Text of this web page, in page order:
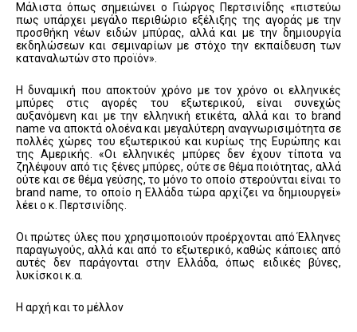
Μάλιστα όπως σημειώνει ο Γιώργος Περτσινίδης «πιστεύω
πως υπάρχει μεγάλο περιθώριο εξέλιξης της αγοράς με την
προσθήκη νέων ειδών μπύρας, αλλά και με την δημιουργία
εκδηλώσεων και σεμιναρίων με στόχο την εκπαίδευση των
καταναλωτών στο προϊόν».
Η δυναμική που αποκτούν χρόνο με τον χρόνο οι ελληνικές
μπύρες στις αγορές του εξωτερικού, είναι συνεχώς
αυξανόμενη και με την ελληνική ετικέτα, αλλά και το brand
name να αποκτά ολοένα και μεγαλύτερη αναγνωρισιμότητα σε
πολλές χώρες του εξωτερικού και κυρίως της Ευρώπης και
της Αμερικής. «Οι ελληνικές μπύρες δεν έχουν τίποτα να
ζηλέψουν από τις ξένες μπύρες, ούτε σε θέμα ποιότητας, αλλά
ούτε και σε θέμα γεύσης, το μόνο το οποίο στερούνται είναι το
brand name, το οποίο η Ελλάδα τώρα αρχίζει να δημιουργεί»
λέει ο κ. Περτσινίδης.
Οι πρώτες ύλες που χρησιμοποιούν προέρχονται από Έλληνες
παραγωγούς, αλλά και από το εξωτερικό, καθώς κάποιες από
αυτές δεν παράγονται στην Ελλάδα, όπως ειδικές βύνες,
λυκίσκοι κ.α.
Η αρχή και το μέλλον